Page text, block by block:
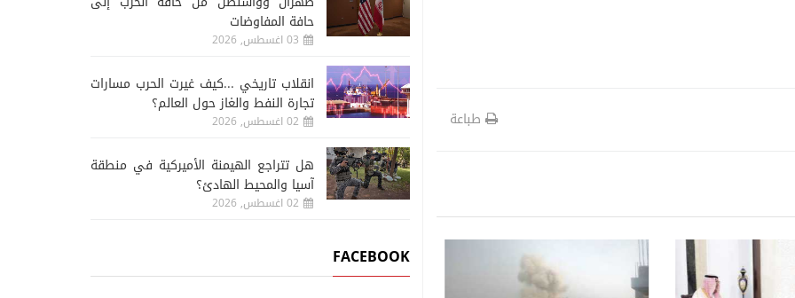
طباعة
أحدث الاخبار
حافة المفاوضات
03 اغسطس, 2026
انقلاب تاريخي ...كيف غيرت الحرب مسارات
تجارة النفط والغاز حول العالم؟
02 اغسطس, 2026
هل تتراجع الهيمنة الأميركية في منطقة
آسيا والمحيط الهادئ؟
02 اغسطس, 2026
FACEBOOK